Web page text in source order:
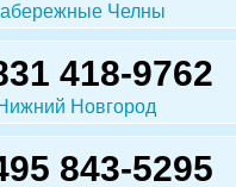
Челны
418-9762
Новгород
843-5295